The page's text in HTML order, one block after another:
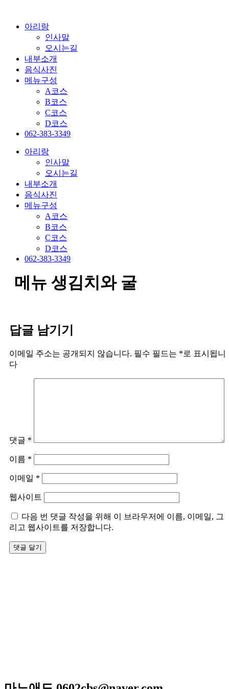
아리랑
인사말
오시는길
내부소개
음식사진
메뉴구성
A코스
B코스
C코스
D코스
062-383-3349
아리랑
인사말
오시는길
내부소개
음식사진
메뉴구성
A코스
B코스
C코스
D코스
062-383-3349
메뉴 생김치와 굴
답글 남기기
이메일 주소는 공개되지 않습니다. 필수 필드는 *로 표시됩니
다
댓글 *
이름 *
이메일 *
웹사이트
다음 번 댓글 작성을 위해 이 브라우저에 이름, 이메일, 그
리고 웹사이트를 저장합니다.